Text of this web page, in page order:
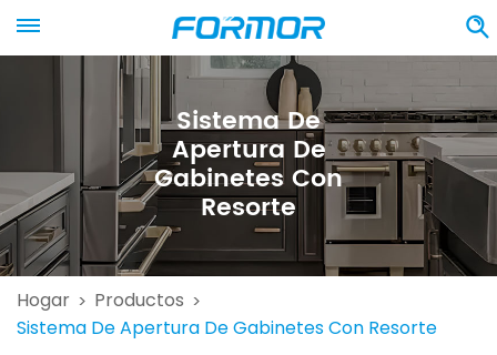
Sistema De
Apertura De
Gabinetes Con
Resorte
Hogar > Productos >
Sistema De Apertura De Gabinetes Con Resorte